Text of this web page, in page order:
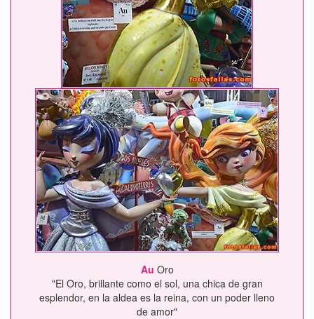
Au Oro
"El Oro, brillante como el sol, una chica de gran
esplendor, en la aldea es la reina, con un poder lleno
de amor"